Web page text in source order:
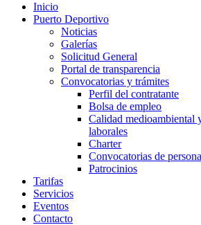
Inicio
Puerto Deportivo
Noticias
Galerías
Solicitud General
Portal de transparencia
Convocatorias y trámites
Perfil del contratante
Bolsa de empleo
Calidad medioambiental
laborales
Charter
Convocatorias de
Patrocinios
Tarifas
Servicios
Eventos
Contacto